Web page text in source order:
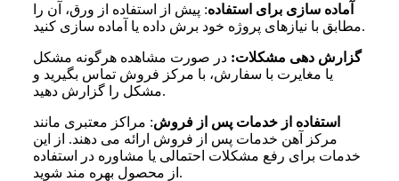
آماده سازی برای استفاده: پیش از استفاده از ورق، آن را
مطابق با نیازهای پروژه خود برش داده یا آماده سازی کنید.
گزارش دهی مشکلات: در صورت مشاهده هرگونه مشکل
یا مغایرت با سفارش، با مرکز فروش تماس بگیرید و
مشکل را گزارش دهید.
استفاده از خدمات پس از فروش: مراکز معتبری مانند
مرکز آهن خدمات پس از فروش ارائه می دهند. از این
خدمات برای رفع مشکلات احتمالی یا مشاوره در استفاده
از محصول بهره مند شوید.